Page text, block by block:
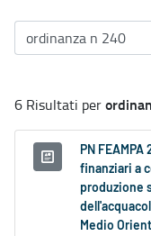
6 Risultati per
PN
finanziari a
produzione
Medio